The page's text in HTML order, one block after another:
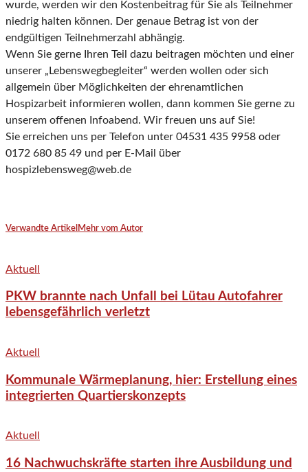
wurde, werden wir den Kostenbeitrag für Sie als Teilnehmer
niedrig halten können. Der genaue Betrag ist von der
endgültigen Teilnehmerzahl abhängig.
Wenn Sie gerne Ihren Teil dazu beitragen möchten und einer
unserer „Lebenswegbegleiter“ werden wollen oder sich
allgemein über Möglichkeiten der ehrenamtlichen
Hospizarbeit informieren wollen, dann kommen Sie gerne zu
unserem offenen Infoabend. Wir freuen uns auf Sie!
Sie erreichen uns per Telefon unter 04531 435 9958 oder
0172 680 85 49 und per E-Mail über
hospizlebensweg@web.de
Verwandte Artikel Mehr vom Autor
Aktuell
PKW brannte nach Unfall bei Lütau Autofahrer
lebensgefährlich verletzt
Aktuell
Kommunale Wärmeplanung, hier: Erstellung eines
integrierten Quartierskonzepts
Aktuell
16 Nachwuchskräfte starten ihre Ausbildung und